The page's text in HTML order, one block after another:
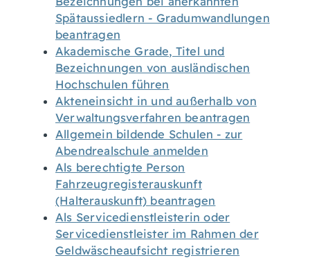
Spätaussiedlern - Gradumwandlungen
beantragen
Akademische Grade, Titel und
Bezeichnungen von ausländischen
Hochschulen führen
Akteneinsicht in und außerhalb von
Verwaltungsverfahren beantragen
Allgemein bildende Schulen - zur
Abendrealschule anmelden
Als berechtigte Person
Fahrzeugregisterauskunft
(Halterauskunft) beantragen
Als Servicedienstleisterin oder
Servicedienstleister im Rahmen der
Geldwäscheaufsicht registrieren